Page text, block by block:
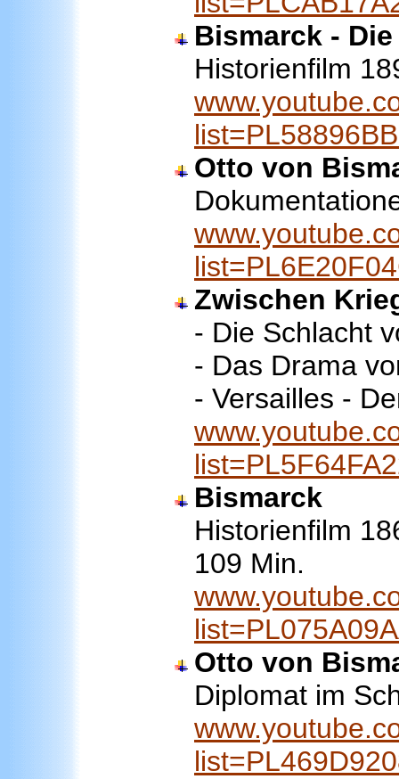
Bismarck -
Historienfilm
Otto von
Zwischen
- Die Schlacht
- Das Drama
- Versailles -
Bismarck
Historienfilm
109 Min.
Otto von
Diplomat im